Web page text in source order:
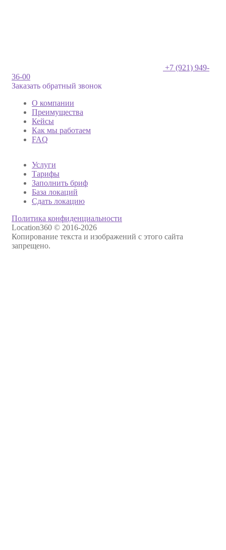
+7 (921) 949-
36-00
Заказать обратный звонок
О компании
Преимущества
Кейсы
Как мы работаем
FAQ
Услуги
Тарифы
Заполнить бриф
База локаций
Сдать локацию
Политика конфиденциальности
Location360 © 2016-2026
Копирование текста и изображений с этого сайта
запрещено.